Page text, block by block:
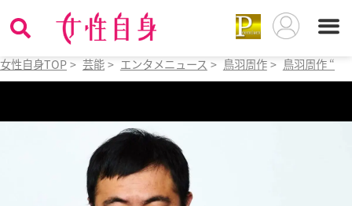
女性自身TOP > 芸能 > エンタメニュース > 鳥羽周作 > 鳥羽周作 “